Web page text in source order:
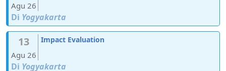
Agu 26
Di Yogyakarta
13
Agu 26
Impact Evaluation
Di Yogyakarta